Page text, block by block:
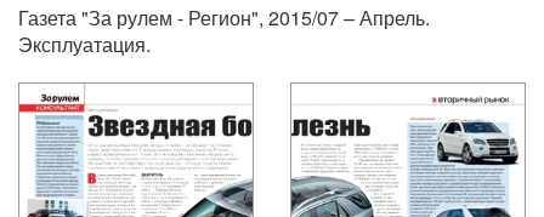
Газета "За рулем - Регион", 2015/07 – Апрель.
Эксплуатация.